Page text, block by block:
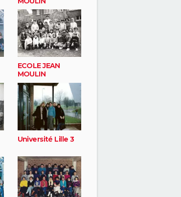
ECOLE JEAN
MOULIN
Université Lille 3